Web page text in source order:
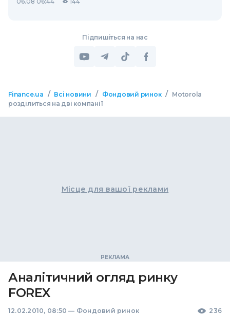
Підпишіться на нас
Finance.ua / Всі новини / Фондовий ринок / Motorola
розділиться на дві компанії
Місце для вашої реклами
Аналітичний огляд ринку
FOREX
12.02.2010, 08:50 — Фондовий ринок 236